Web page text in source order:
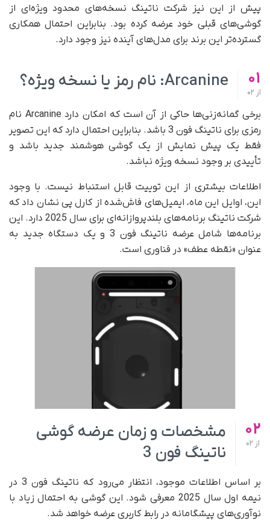
پیش از این نیز شرکت ناتینگ نسخه‌های محدود ویژه‌ای از
گوشی‌های قبلی خود عرضه کرده بود. بنابراین احتمال همکاری
گسترده‌تر این برند برای مدل‌های آینده نیز وجود دارد.
01
از
Arcanine: نام رمز یا نسخه ویژه؟
برخی گمانه‌زنی‌ها حاکی از آن است که امکان دارد Arcanine نام
رمزی برای ناتینگ فون 3 باشد. بنابراین احتمال دارد که این تصویر
فقط یک پیش نمایش از یک گوشی هوشمند جدید باشد و
تأییدی بر وجود نسخه ویژه نباشد.
اطلاعات بیشتری از این توییت قابل استنباط نیست. با وجود
این، اوایل این ماه، ایمیل‌های فاش‌شده از کارل پی نشان داد که
شرکت ناتینگ برنامه‌های بلندپروازانه‌ای برای سال 2025 دارد. این
برنامه‌ها شامل عرضه ناتینگ فون 3 و یک دستگاه جدید به‌
عنوان «نقطه عطف» در فناوری است.
02
از
مشخصات و زمان عرضه گوشی
ناتینگ فون 3
بر اساس اطلاعات موجود، انتظار می‌رود که ناتینگ فون 3 در
نیمه اول سال 2025 معرفی شود. این گوشی به احتمال زیاد با
نوآوری‌های پیشگامانه در رابط کاربری عرضه خواهد شد.